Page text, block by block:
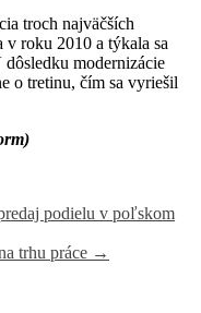
troch najväčších
v roku 2010 a týkala sa
modernizácie
o tretinu, čím sa vyriešil
podielu v poľskom
trhu práce →